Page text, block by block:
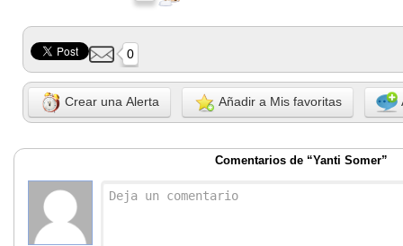
0
Crear una Alerta Añadir a Mis favoritas
Comentarios de “Yanti Somer”